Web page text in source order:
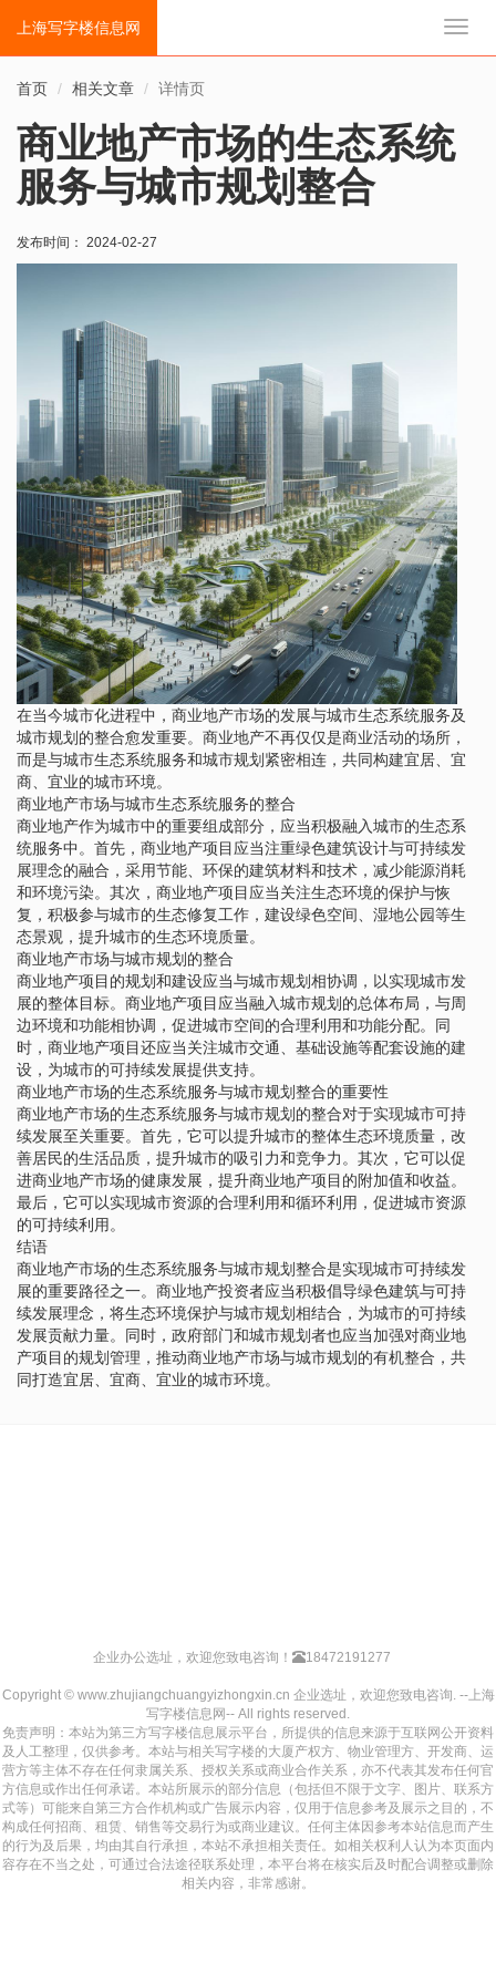
切
上海写字楼信息网
首页 相关文章 详情页
商业地产市场的生态系统
服务与城市规划整合
发布时间： 2024-02-27
在当今城市化进程中，商业地产市场的发展与城市生态系统服务及
城市规划的整合愈发重要。商业地产不再仅仅是商业活动的场所，
而是与城市生态系统服务和城市规划紧密相连，共同构建宜居、宜
商、宜业的城市环境。
商业地产市场与城市生态系统服务的整合
商业地产作为城市中的重要组成部分，应当积极融入城市的生态系
统服务中。首先，商业地产项目应当注重绿色建筑设计与可持续发
展理念的融合，采用节能、环保的建筑材料和技术，减少能源消耗
和环境污染。其次，商业地产项目应当关注生态环境的保护与恢
复，积极参与城市的生态修复工作，建设绿色空间、湿地公园等生
态景观，提升城市的生态环境质量。
商业地产市场与城市规划的整合
商业地产项目的规划和建设应当与城市规划相协调，以实现城市发
展的整体目标。商业地产项目应当融入城市规划的总体布局，与周
边环境和功能相协调，促进城市空间的合理利用和功能分配。同
时，商业地产项目还应当关注城市交通、基础设施等配套设施的建
设，为城市的可持续发展提供支持。
商业地产市场的生态系统服务与城市规划整合的重要性
商业地产市场的生态系统服务与城市规划的整合对于实现城市可持
续发展至关重要。首先，它可以提升城市的整体生态环境质量，改
善居民的生活品质，提升城市的吸引力和竞争力。其次，它可以促
进商业地产市场的健康发展，提升商业地产项目的附加值和收益。
最后，它可以实现城市资源的合理利用和循环利用，促进城市资源
的可持续利用。
结语
商业地产市场的生态系统服务与城市规划整合是实现城市可持续发
展的重要路径之一。商业地产投资者应当积极倡导绿色建筑与可持
续发展理念，将生态环境保护与城市规划相结合，为城市的可持续
发展贡献力量。同时，政府部门和城市规划者也应当加强对商业地
产项目的规划管理，推动商业地产市场与城市规划的有机整合，共
同打造宜居、宜商、宜业的城市环境。
企业办公选址，欢迎您致电咨询！ 18472191277
Copyright © www.zhujiangchuangyizhongxin.cn 企业选址，欢迎您致电咨询. --上海
写字楼信息网-- All rights reserved.
免责声明：本站为第三方写字楼信息展示平台，所提供的信息来源于互联网公开资料
及人工整理，仅供参考。本站与相关写字楼的大厦产权方、物业管理方、开发商、运
营方等主体不存在任何隶属关系、授权关系或商业合作关系，亦不代表其发布任何官
方信息或作出任何承诺。本站所展示的部分信息（包括但不限于文字、图片、联系方
式等）可能来自第三方合作机构或广告展示内容，仅用于信息参考及展示之目的，不
构成任何招商、租赁、销售等交易行为或商业建议。任何主体因参考本站信息而产生
的行为及后果，均由其自行承担，本站不承担相关责任。如相关权利人认为本页面内
容存在不当之处，可通过合法途径联系处理，本平台将在核实后及时配合调整或删除
相关内容，非常感谢。